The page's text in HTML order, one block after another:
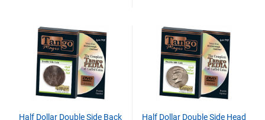
Half Dollar Double Side Back Half Dollar Double Side Head